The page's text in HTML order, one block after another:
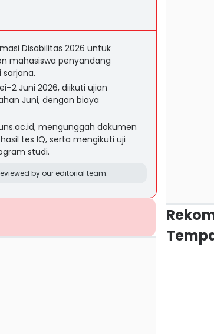
Disabilitas 2026 untuk
mahasiswa penyandang
Juni 2026, diikuti ujian
Juni, dengan biaya
mengunggah dokumen
tes IQ, serta mengikuti uji
studi.
by our editorial team.